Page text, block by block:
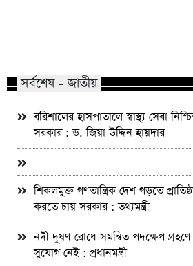
সর্বশেষ - জাতীয়
বরিশালের হাসপাতালে স্বাস্থ্য সেবা
সরকার : ড. জিয়া উদ্দিন হায়দার
শিকলমুক্ত গণতান্ত্রিক দেশ গড়তে
করতে চায় সরকার : তথ্যমন্ত্রী
নদী দূষণ রোধে সমন্বিত পদক্ষেপ
সুযোগ নেই : প্রধানমন্ত্রী